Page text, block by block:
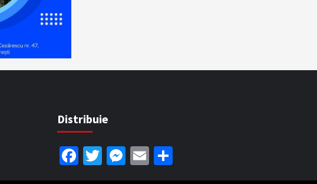
Distribuie
Facebook
Twitter
Messenger
EmailPartajează